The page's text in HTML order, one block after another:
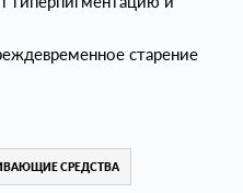
старение
СРЕДСТВА